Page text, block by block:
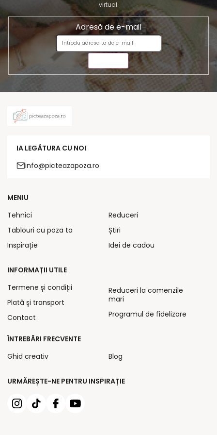
virtual.
Adresă de e-mail
IA LEGĂTURA CU NOI
info@picteazapoza.ro
URMĂREȘTE-NE PENTRU INSPIRAȚIE
MENIU
Tehnici
Tablouri cu poza ta
Inspirație
Reduceri
Știri
Idei de cadou
INFORMAȚII UTILE
Termene și condiții
Plată și transport
Contact
Reduceri la comenzile
mari
Programul de fidelizare
ÎNTREBĂRI FRECVENTE
Ghid creativ
Blog